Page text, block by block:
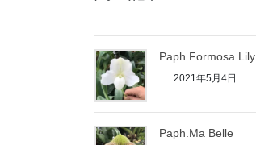
Paph.Formosa Lily
2021年5月4日
Paph.Ma Belle